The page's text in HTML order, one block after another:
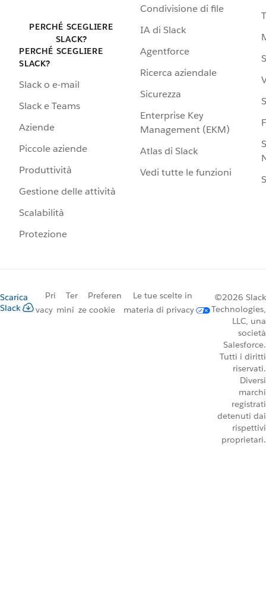
PERCHÉ SCEGLIERE
SLACK?
PERCHÉ SCEGLIERE
SLACK?
Slack o e-mail
Slack e Teams
Aziende
Piccole aziende
Produttività
Gestione delle attività
Scalabilità
Protezione
Condivisione di file
IA di Slack
Agentforce
Ricerca aziendale
Sicurezza
Enterprise Key
Management (EKM)
Atlas di Slack
Vedi tutte le funzioni
Scarica
Slack
Pri
vacy
Ter
mini
Preferen
ze cookie
Le tue scelte in
materia di privacy
©2026 Slack
Technologies,
LLC, una
società
Salesforce.
Tutti i diritti
riservati.
Diversi
marchi
registrati
detenuti dai
rispettivi
proprietari.